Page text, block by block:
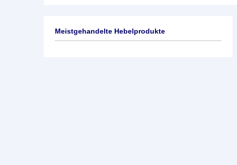
Meistgehandelte Hebelprodukte